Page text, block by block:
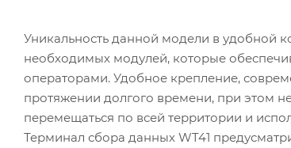
Уникальность данной модели в удобной
необходимых модулей, которые
операторами. Удобное крепление,
протяжении долгого времени, при этом
перемещаться по всей территории и
Терминал сбора данных WT41